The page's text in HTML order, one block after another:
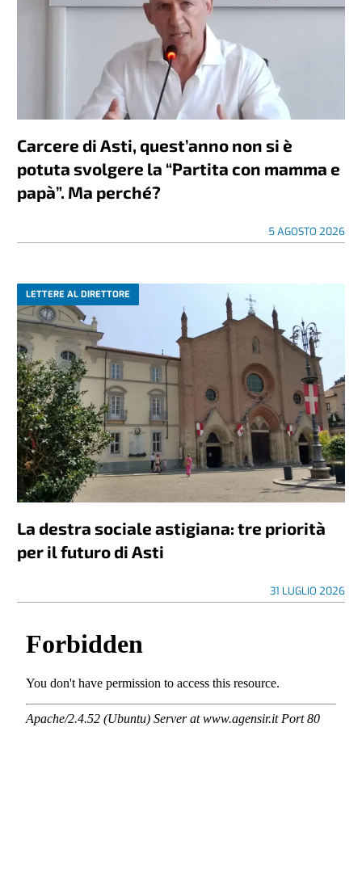
Carcere di Asti, quest’anno non si è
potuta svolgere la “Partita con mamma e
papà”. Ma perché?
5 AGOSTO 2026
LETTERE AL DIRETTORE
La destra sociale astigiana: tre priorità
per il futuro di Asti
31 LUGLIO 2026